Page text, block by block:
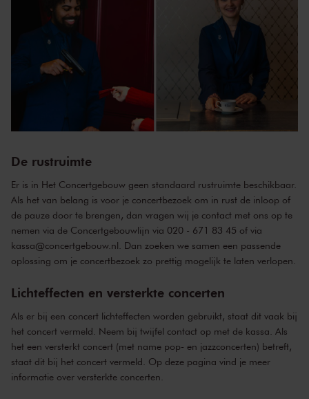
De rustruimte
Er is in Het Concertgebouw geen standaard rustruimte beschikbaar.
Als het van belang is voor je concertbezoek om in rust de inloop of
de pauze door te brengen, dan vragen wij je contact met ons op te
nemen via de Concertgebouwlijn via 020 - 671 83 45 of via
kassa@concertgebouw.nl. Dan zoeken we samen een passende
oplossing om je concertbezoek zo prettig mogelijk te laten verlopen.
Lichteffecten en versterkte concerten
Als er bij een concert lichteffecten worden gebruikt, staat dit vaak bij
het concert vermeld. Neem bij twijfel contact op met de kassa. Als
het een versterkt concert (met name pop- en jazzconcerten) betreft,
staat dit bij het concert vermeld. Op deze pagina vind je meer
informatie over versterkte concerten.